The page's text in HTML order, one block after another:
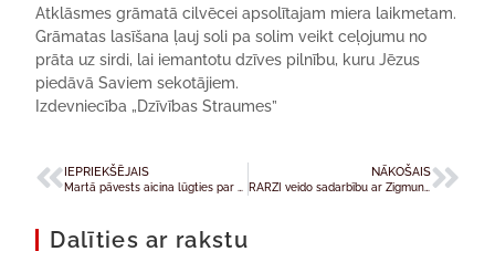
Atklāsmes grāmatā cilvēcei apsolītajam miera laikmetam.
Grāmatas lasīšana ļauj soli pa solim veikt ceļojumu no
prāta uz sirdi, lai iemantotu dzīves pilnību, kuru Jēzus
piedāvā Saviem sekotājiem.
Izdevniecība „Dzīvības Straumes”
IEPRIEKŠĒJAIS NĀKOŠAIS
RARZI veido sadarbību ar Zigmunda Lezinska katehēzes koledžu Baltkrievijā
Dalīties ar rakstu